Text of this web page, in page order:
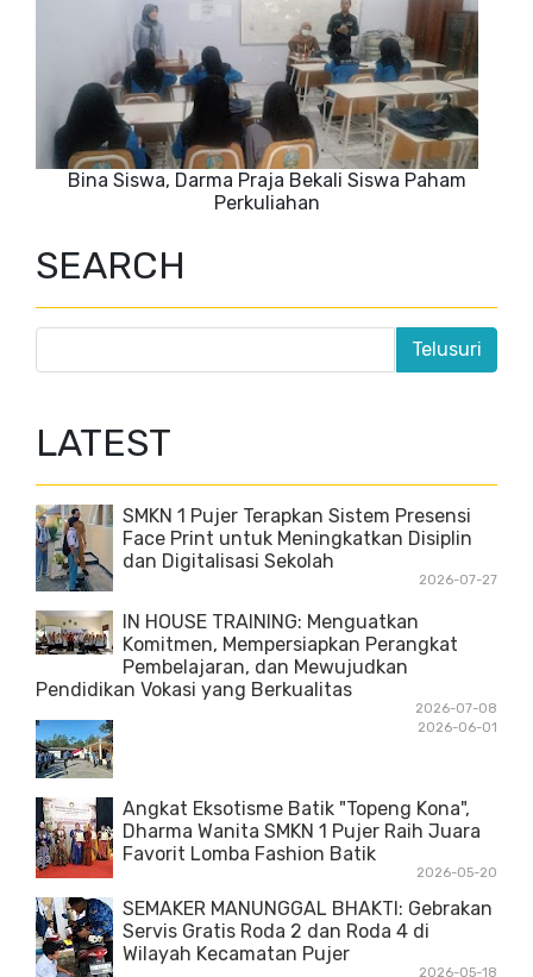
Bina Siswa, Darma Praja Bekali Siswa Paham
Perkuliahan
SEARCH
LATEST
SMKN 1 Pujer Terapkan Sistem Presensi
Face Print untuk Meningkatkan Disiplin
dan Digitalisasi Sekolah
2026-07-27
IN HOUSE TRAINING: Menguatkan
Komitmen, Mempersiapkan Perangkat
Pembelajaran, dan Mewujudkan
Pendidikan Vokasi yang Berkualitas
2026-07-08
2026-06-01
Angkat Eksotisme Batik "Topeng Kona",
Dharma Wanita SMKN 1 Pujer Raih Juara
Favorit Lomba Fashion Batik
2026-05-20
SEMAKER MANUNGGAL BHAKTI: Gebrakan
Servis Gratis Roda 2 dan Roda 4 di
Wilayah Kecamatan Pujer
2026-05-18